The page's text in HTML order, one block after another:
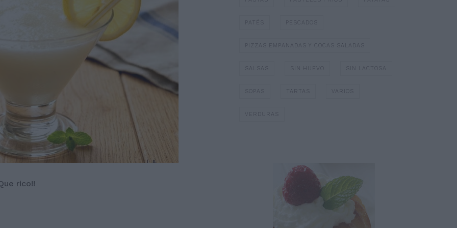
rico!!
PATÉS PESCADOS
PIZZAS EMPANADAS Y COCAS SALADAS
SALSAS SIN HUEVO SIN LACTOSA
SOPAS TARTAS VARIOS
VERDURAS